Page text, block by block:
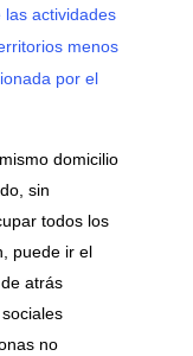
actividades
menos
por el
domicilio
sin
todos los
puede ir el
atrás
no